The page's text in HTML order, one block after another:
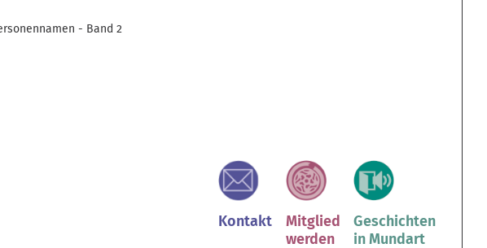
- Band 2
Kontakt
Mitglied
werden
Geschichten
in Mundart